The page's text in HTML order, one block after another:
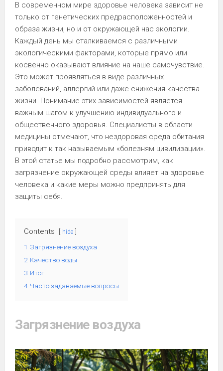
В современном мире здоровье человека зависит не
только от генетических предрасположенностей и
образа жизни, но и от окружающей нас экологии.
Каждый день мы сталкиваемся с различными
экологическими факторами, которые прямо или
косвенно оказывают влияние на наше самочувствие.
Это может проявляться в виде различных
заболеваний, аллергий или даже снижения качества
жизни. Понимание этих зависимостей является
важным шагом к улучшению индивидуального и
общественного здоровья. Специалисты в области
медицины отмечают, что нездоровая среда обитания
приводит к так называемым «болезням цивилизации».
В этой статье мы подробно рассмотрим, как
загрязнение окружающей среды влияет на здоровье
человека и какие меры можно предпринять для
защиты себя.
Contents hide
1 Загрязнение воздуха
2 Качество воды
3 Итог
4 Часто задаваемые вопросы
Загрязнение воздуха